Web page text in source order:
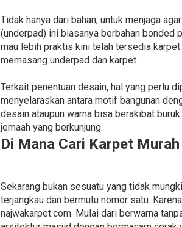
Tidak hanya dari bahan, untuk menjaga
(underpad) ini biasanya berbahan bonded
mau lebih praktis kini telah tersedia
memasang underpad dan karpet.
Terkait penentuan desain, hal yang perlu
menyelaraskan antara motif bangunan
desain ataupun warna bisa berakibat
jemaah yang berkunjung.
Di Mana Cari Karpet
Sekarang bukan sesuatu yang tidak
terjangkau dan bermutu nomor satu.
najwakarpet.com. Mulai dari berwarna